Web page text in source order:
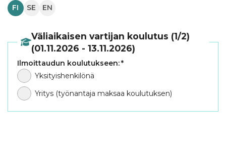
FI SE EN
Väliaikaisen vartijan koulutus (1/2)
(01.11.2026 - 13.11.2026)
Ilmoittaudun koulutukseen:*
Yksityishenkilönä
Yritys (työnantaja maksaa koulutuksen)